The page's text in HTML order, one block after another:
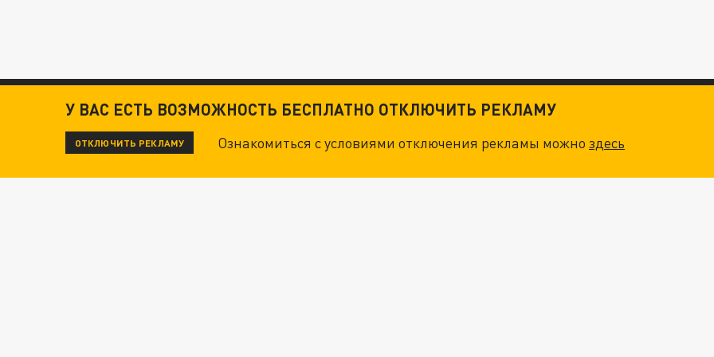
У ВАС ЕСТЬ ВОЗМОЖНОСТЬ БЕСПЛАТНО ОТКЛЮЧИТЬ РЕКЛАМУ
ОТКЛЮЧИТЬ РЕКЛАМУ Ознакомиться с условиями отключения рекламы можноздесь